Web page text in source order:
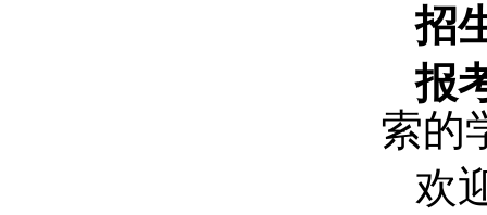
招
报
索的
欢